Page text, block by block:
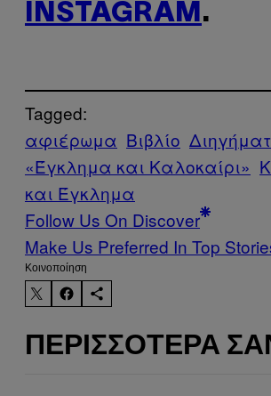
INSTAGRAM .
Tagged:
αφιέρωμα Βιβλίο
«Έγκλημα και Καλοκαίρι»
και Έγκλημα
Follow Us On Discover
Make Us Preferred In Top
Kοινοποίηση
ΠΕΡΙΣΣΌΤΕΡΑ